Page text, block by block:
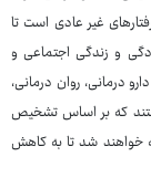
غیر عادی است تا
و زندگی اجتماعی و
درمانی، روان درمانی،
که بر اساس تشخیص
شد تا به کاهش